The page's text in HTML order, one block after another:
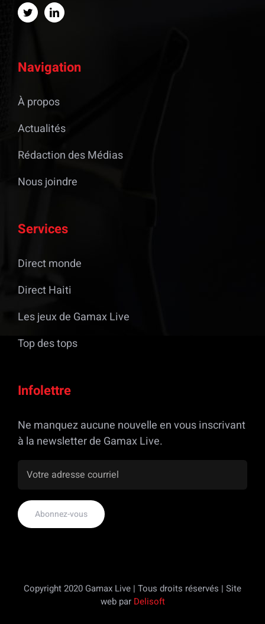
Navigation
À propos
Actualités
Rédaction des Médias
Nous joindre
Services
Direct monde
Direct Haiti
Les jeux de Gamax Live
Top des tops
Infolettre
Ne manquez aucune nouvelle en vous inscrivant
à la newsletter de Gamax Live.
Copyright 2020 Gamax Live | Tous droits réservés | Site
web par Delisoft